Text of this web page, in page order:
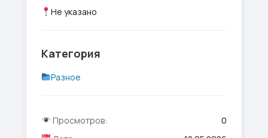
Не указано
Категория
Разное
Просмотров:
0